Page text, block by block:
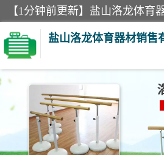
盐山洛龙体育器材销售
单双杠
400米障碍器材 体